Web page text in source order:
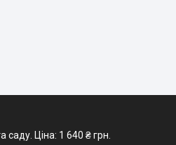
Ціна: 1 640 ₴ грн.